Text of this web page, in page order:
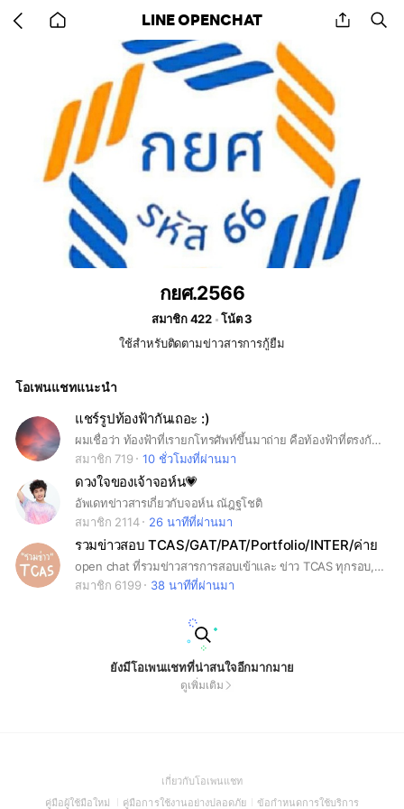
back LINE OPENCHAT share
กยศ.2566
สมาชิก 422
โน้ต 3
ใช้สำหรับติดตามข่าวสารการกู้ยืม
โอเพนแชทแนะนำ
แชร์รูปท้องฟ้ากันเถอะ :)
ผมเชื่อว่า ท้องฟ้าที่เรายกโทรศัพท์ขึ้นมาถ่าย คือท้องฟ้าที่ตรงกับอารมณ์ของเราตอนนั้น #ท้องฟ้า #รูปถ่ายท้องฟ้า
สมาชิก 719
10 ชั่วโมงที่ผ่านมา
ดวงใจของเจ้าจอห์น💗
อัพเดทข่าวสารเกี่ยวกับจอห์น ณัฎฐโชติ
สมาชิก 2114
26 นาทีที่ผ่านมา
รวมข่าวสอบ TCAS/GAT/PAT/Portfolio/INTER/ค่าย
open chat ที่รวมข่าวสารการสอบเข้าและ ข่าว TCAS ทุกรอบ, ค่าย, ทุน และ เรียนต่อ Inter #tcas #dek64 #dek65 #portfolio
สมาชิก 6199
38 นาทีที่ผ่านมา
ยังมีโอเพนแชทที่น่าสนใจอีกมากมาย
ดูเพิ่มเติม
เกี่ยวกับโอเพนแชท(Open
in
คู่มือผู้ใช้มือใหม่ (Open
คู่มือการใช้งานอย่างปลอดภัย(Open
ข้อกำหนดการใช้บริการ(Open